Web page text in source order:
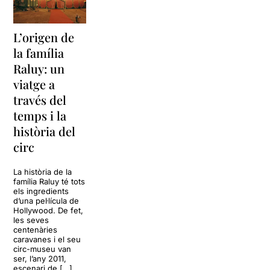
L’origen de
la família
Raluy: un
viatge a
través del
temps i la
història del
circ
La història de la
família Raluy té tots
els ingredients
d’una pel·lícula de
Hollywood. De fet,
les seves
centenàries
caravanes i el seu
circ-museu van
ser, l’any 2011,
escenari de […]